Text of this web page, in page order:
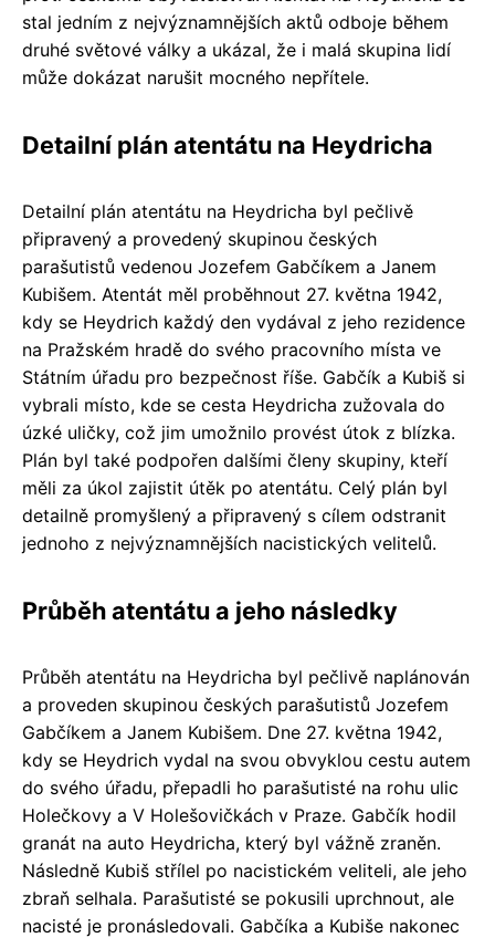
stal jedním z nejvýznamnějších aktů odboje během
druhé světové války a ukázal, že i malá skupina lidí
může dokázat narušit mocného nepřítele.
Detailní plán atentátu na Heydricha
Detailní plán atentátu na Heydricha byl pečlivě
připravený a provedený skupinou českých
parašutistů vedenou Jozefem Gabčíkem a Janem
Kubišem. Atentát měl proběhnout 27. května 1942,
kdy se Heydrich každý den vydával z jeho rezidence
na Pražském hradě do svého pracovního místa ve
Státním úřadu pro bezpečnost říše. Gabčík a Kubiš si
vybrali místo, kde se cesta Heydricha zužovala do
úzké uličky, což jim umožnilo provést útok z blízka.
Plán byl také podpořen dalšími členy skupiny, kteří
měli za úkol zajistit útěk po atentátu. Celý plán byl
detailně promyšlený a připravený s cílem odstranit
jednoho z nejvýznamnějších nacistických velitelů.
Průběh atentátu a jeho následky
Průběh atentátu na Heydricha byl pečlivě naplánován
a proveden skupinou českých parašutistů Jozefem
Gabčíkem a Janem Kubišem. Dne 27. května 1942,
kdy se Heydrich vydal na svou obvyklou cestu autem
do svého úřadu, přepadli ho parašutisté na rohu ulic
Holečkovy a V Holešovičkách v Praze. Gabčík hodil
granát na auto Heydricha, který byl vážně zraněn.
Následně Kubiš střílel po nacistickém veliteli, ale jeho
zbraň selhala. Parašutisté se pokusili uprchnout, ale
nacisté je pronásledovali. Gabčíka a Kubiše nakonec